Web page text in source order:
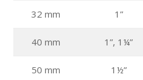
32 mm 1”
40 mm 1”, 1¼”
50 mm 1½”